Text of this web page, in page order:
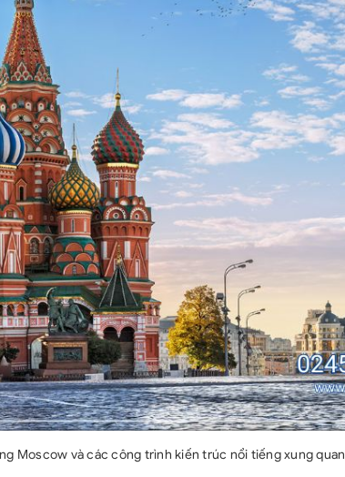
Moscow và các công trình kiến trúc nổi tiếng xung